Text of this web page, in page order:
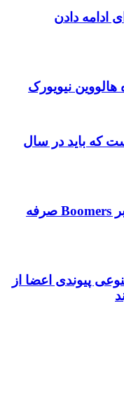
ادامه دادن
که باید در سال
چرا Millennials ها باید دو برابر Boomers صرفه
پیوندی اعضا از